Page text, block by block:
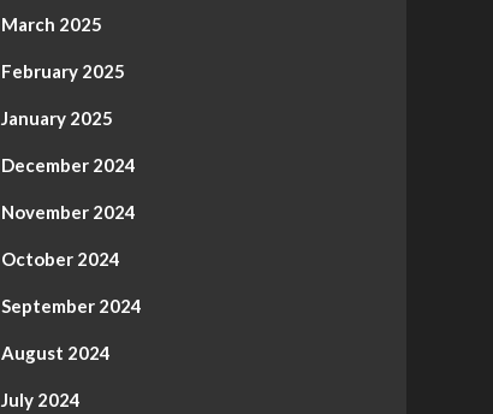
March 2025
February 2025
January 2025
December 2024
November 2024
October 2024
September 2024
August 2024
July 2024